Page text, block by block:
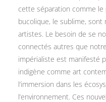
cette séparation comme le
bucolique, le sublime,
artistes. Le besoin de se
connectés autres que
impérialiste est manifesté
indigène comme art
l’immersion dans les
l’environnement. Ces